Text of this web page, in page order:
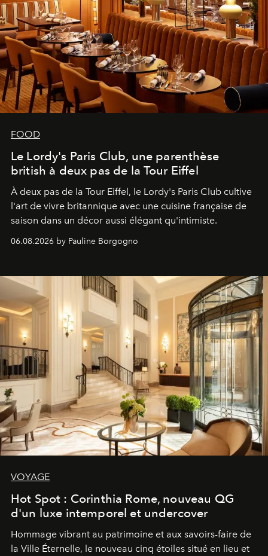
FOOD
Le Lordy's Paris Club, une parenthèse
british à deux pas de la Tour Eiffel
À deux pas de la Tour Eiffel, le Lordy's Paris Club cultive
l'art de vivre britannique avec une cuisine française de
saison dans un décor aussi élégant qu'intimiste.
06.08.2026 by Pauline Borgogno
VOYAGE
Hot Spot : Corinthia Rome, nouveau QG
d'un luxe intemporel et undercover
Hommage vibrant au patrimoine et aux savoirs-faire de
la Ville Éternelle, le nouveau cinq étoiles situé en lieu et